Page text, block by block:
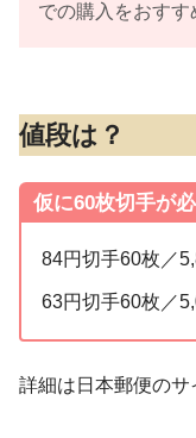
での購入をおすす
値段は？
仮に60枚切手が
84円切手60枚／
63円切手60枚／
詳細は日本郵便のサ